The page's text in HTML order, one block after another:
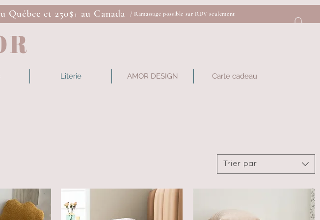
Québec et 250$+ au Canada / Ramassage possible sur RDV seulement
Literie AMOR DESIGN Carte cadeau
Trier par